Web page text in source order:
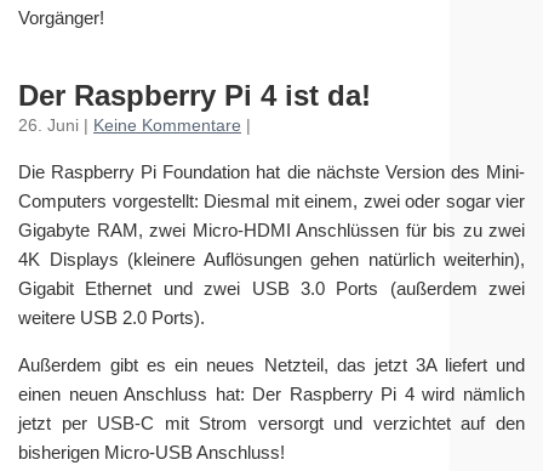
Vorgänger!
Der Raspberry Pi 4 ist da!
26. Juni | Keine Kommentare
Die Raspberry Pi Foundation hat die nächste Version des Mini-
Computers vorgestellt: Diesmal mit einem, zwei oder sogar vier
Gigabyte RAM, zwei Micro-HDMI Anschlüssen für bis zu zwei
4K Displays (kleinere Auflösungen gehen natürlich weiterhin),
Gigabit Ethernet und zwei USB 3.0 Ports (außerdem zwei
weitere USB 2.0 Ports).
Außerdem gibt es ein neues Netzteil, das jetzt 3A liefert und
einen neuen Anschluss hat: Der Raspberry Pi 4 wird nämlich
jetzt per USB-C mit Strom versorgt und verzichtet auf den
bisherigen Micro-USB Anschluss!